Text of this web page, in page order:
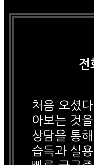
전
처음 오셨
아보는 것
상담을 통
습득과 실